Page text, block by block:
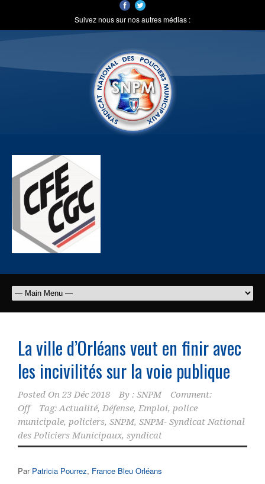
Suivez nous sur nos autres médias :
La ville d’Orléans veut en finir avec
les incivilités sur la voie publique
Posted On 23 Déc 2018 By : SNPM
Comment:
Off
Tag:Actualité, Défense, Emploi, police
municipale, policiers, SNPM, SNPM- Syndicat National
des Policiers Municipaux, syndicat
Par Patricia Pourrez, France Bleu Orléans